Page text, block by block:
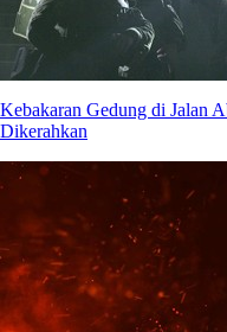
Kebakaran Gedung di Jalan
Dikerahkan